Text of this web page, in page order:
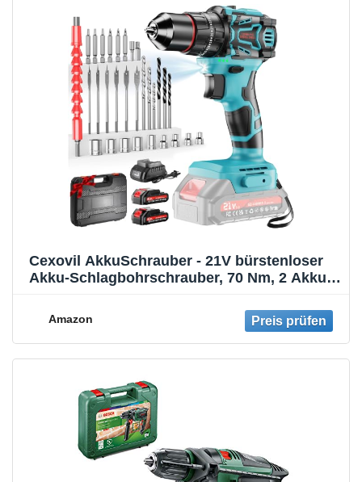
Cexovil AkkuSchrauber - 21V bürstenloser
Akku-Schlagbohrschrauber, 70 Nm, 2 Akkus
kabelloser Schrauber, LED-Licht, 10 mm
Amazon